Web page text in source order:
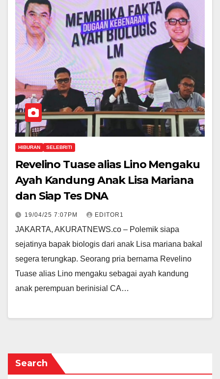
HIBURAN SELEBRITI
Revelino Tuase alias Lino Mengaku
Ayah Kandung Anak Lisa Mariana
dan Siap Tes DNA
19/04/25 7:07PM EDITOR1
JAKARTA, AKURATNEWS.co – Polemik siapa
sejatinya bapak biologis dari anak Lisa mariana bakal
segera terungkap. Seorang pria bernama Revelino
Tuase alias Lino mengaku sebagai ayah kandung
anak perempuan berinisial CA…
Search